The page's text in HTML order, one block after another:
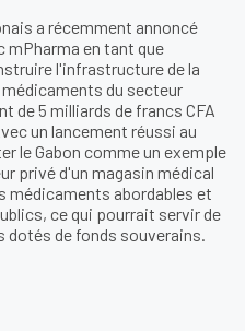
a récemment annoncé
mPharma en tant que
l'infrastructure de la
du secteur
de 5 milliards de francs CFA
un lancement réussi au
le Gabon comme un exemple
privé d'un magasin médical
médicaments abordables et
ce qui pourrait servir de
de fonds souverains.